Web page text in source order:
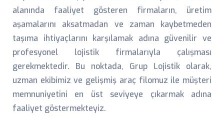
alanında faaliyet gösteren firmaların, üretim
aşamalarını aksatmadan ve zaman kaybetmeden
taşıma ihtiyaçlarını karşılamak adına güvenilir ve
profesyonel lojistik firmalarıyla çalışması
gerekmektedir. Bu noktada, Grup Lojistik olarak,
uzman ekibimiz ve gelişmiş araç filomuz ile müşteri
memnuniyetini en üst seviyeye çıkarmak adına
faaliyet göstermekteyiz.